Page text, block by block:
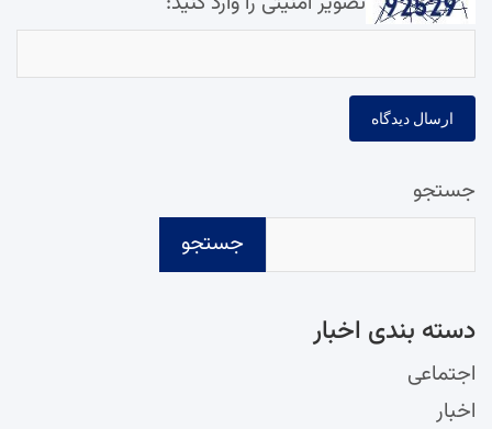
جستجو
جستجو
دسته‌ بندی اخبار
اجتماعی
اخبار